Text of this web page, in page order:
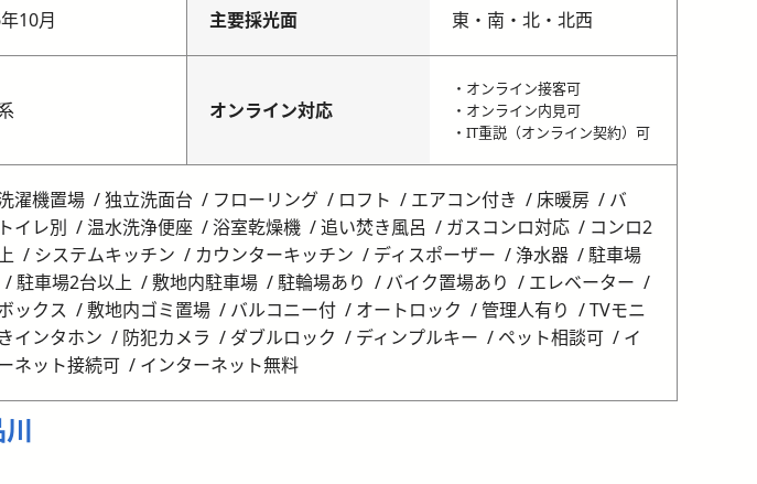
10月 主要採光面 東・南・北・北西
オンライン対応
・オンライン接客可
・オンライン内見可
・IT重説（オンライン契約）可
濯機置場 独立洗面台 フローリング ロフト エアコン付き 床暖房
バ
イレ別
温水洗浄便座 浴室乾燥機 追い焚き風呂 ガスコンロ対応
コンロ2
システムキッチン カウンターキッチン ディスポーザー 浄水器
駐車場
駐車場2台以上 敷地内駐車場 駐輪場あり バイク置場あり
エレベーター
ックス
敷地内ゴミ置場 バルコニー付 オートロック 管理人有り
TVモニ
インタホン
防犯カメラ ダブルロック ディンプルキー ペット相談可
イ
ネット接続可
インターネット無料